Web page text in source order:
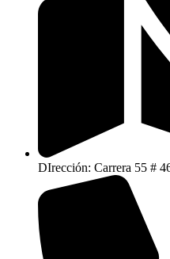
DIrección: Carrera 55 #